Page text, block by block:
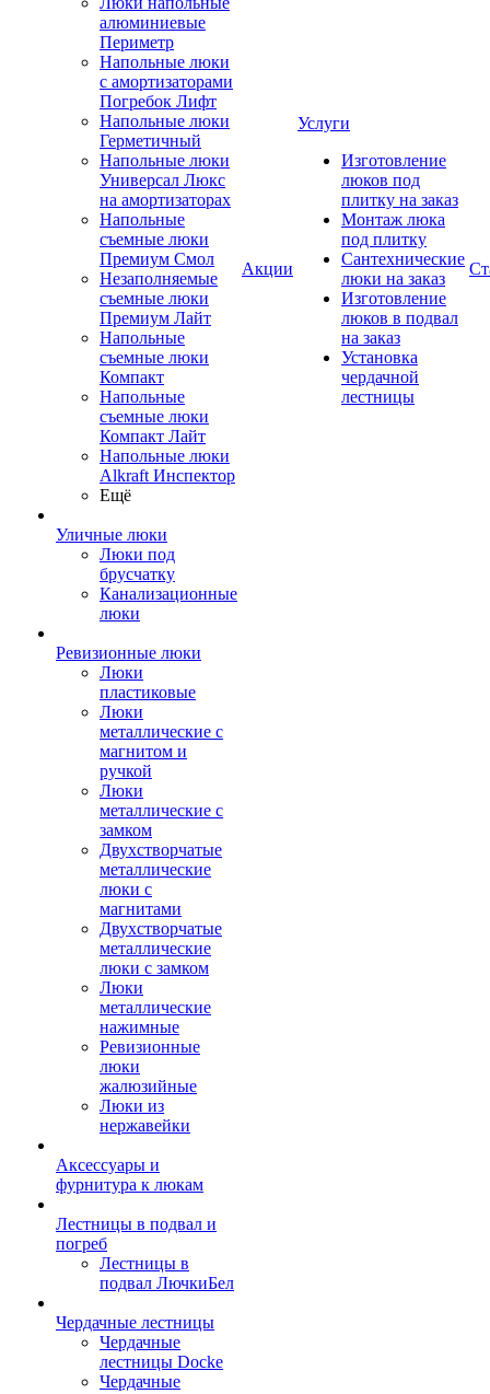
алюминиевые
Периметр
Напольные люки
с амортизаторами
Погребок Лифт
Напольные люки
Герметичный
Напольные люки
Универсал Люкс
на амортизаторах
Напольные
съемные люки
Премиум Смол
Незаполняемые
съемные люки
Премиум Лайт
Напольные
съемные люки
Компакт
Напольные
съемные люки
Компакт Лайт
Напольные люки
Alkraft Инспектор
Ещё
Уличные люки
Люки под
брусчатку
Канализационные
люки
Ревизионные люки
Люки
пластиковые
Люки
металлические с
магнитом и
ручкой
Люки
металлические с
замком
Двухстворчатые
металлические
люки с
магнитами
Двухстворчатые
металлические
люки с замком
Люки
металлические
нажимные
Ревизионные
люки
жалюзийные
Люки из
нержавейки
Аксессуары и
фурнитура к люкам
Лестницы в подвал и
погреб
Лестницы в
подвал ЛючкиБел
Чердачные лестницы
Чердачные
лестницы Docke
Чердачные
Акции
Услуги
Изготовление
люков под
плитку на заказ
Монтаж люка
под плитку
Сантехнические
люки на заказ
Изготовление
люков в подвал
на заказ
Установка
чердачной
лестницы